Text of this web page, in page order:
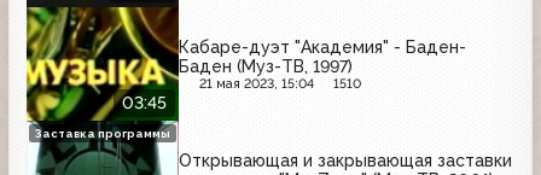
03:45
Кабаре-дуэт "Академия" - Баден-
Баден (Муз-ТВ, 1997)
21 мая 2023, 15:04 1510
Открывающая и закрывающая заставки
Заставка программы